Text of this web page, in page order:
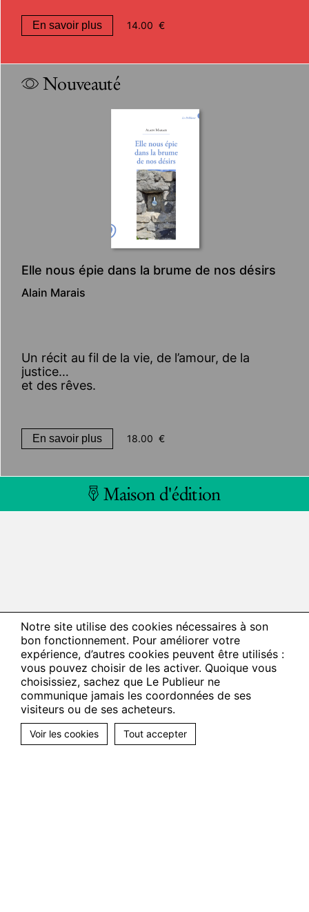
En savoir plus 14.00 €
Nouveauté
Elle nous épie dans la brume de nos désirs
Alain Marais
Un récit au fil de la vie, de l’amour, de la
justice…
et des rêves.
En savoir plus 18.00 €
Maison d'édition
Notre site utilise des cookies nécessaires à son
bon fonctionnement. Pour améliorer votre
expérience, d’autres cookies peuvent être utilisés :
vous pouvez choisir de les activer. Quoique vous
choisissiez, sachez que Le Publieur ne
communique jamais les coordonnées de ses
visiteurs ou de ses acheteurs.
Voir les cookies Tout accepter